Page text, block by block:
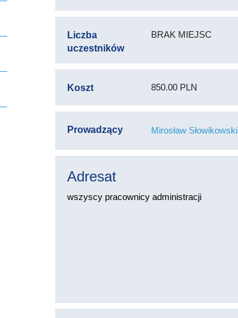
Liczba
uczestników
BRAK MIEJSC
Koszt 850.00 PLN
Prowadzący Mirosław Słowikowski
Adresat
wszyscy pracownicy administracji